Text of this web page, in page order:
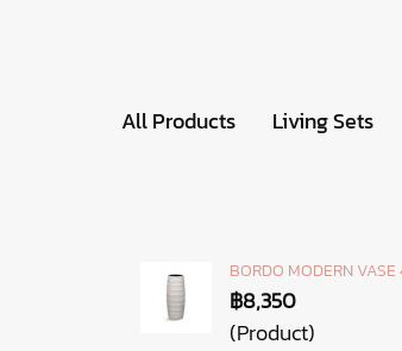
All Products Living Sets
BORDO MODERN
฿8,350
(Product)